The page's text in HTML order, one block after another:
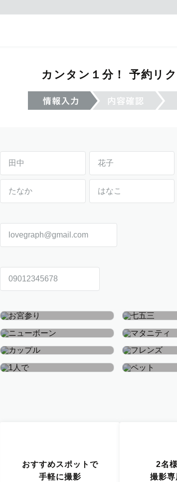
カンタン１分！ 予約リ
お宮参り・お食い初め
七
ニューボーン
マタ
おすすめスポットで
手軽に撮影
2名
撮影